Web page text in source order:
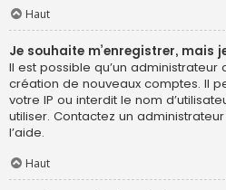
Haut
Je souhaite m’enregistrer, mais
Il est possible qu’un
création de nouveaux comptes. Il
votre IP ou interdit le nom
utiliser. Contactez un
l’aide.
Haut